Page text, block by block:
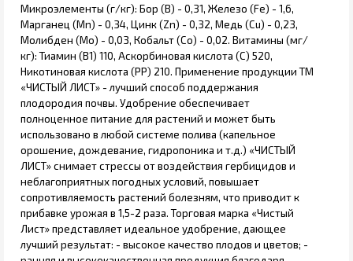
Микроэлементы (г/кг): Бор (В) - 0,31, Железо (Fe) - 1,6,
Марганец (Мn) - 0,34, Цинк (Zn) - 0,32, Медь (Cu) - 0,23,
Молибден (Мо) - 0,03, Кобальт (Со) - 0,02. Витамины (мг/
кг): Тиамин (В1) 110, Аскорбиновая кислота (С) 520,
Никотиновая кислота (РР) 210. Применение продукции ТМ
«ЧИСТЫЙ ЛИСТ» - лучший способ поддержания
плодородия почвы. Удобрение обеспечивает
полноценное питание для растений и может быть
использовано в любой системе полива (капельное
орошение, дождевание, гидропоника и т.д.) «ЧИСТЫЙ
ЛИСТ» снимает стрессы от воздействия гербицидов и
неблагоприятных погодных условий, повышает
сопротивляемость растений болезням, что приводит к
прибавке урожая в 1,5-2 раза. Торговая марка «Чистый
Лист» представляет идеальное удобрение, дающее
лучший результат: - высокое качество плодов и цветов; -